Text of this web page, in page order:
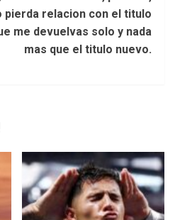
pierda relacion con el titulo
me devuelvas solo y nada
mas que el titulo nuevo.